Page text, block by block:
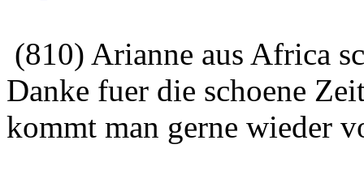
(810) Arianne aus Africa
Danke fuer die schoene
kommt man gerne wieder